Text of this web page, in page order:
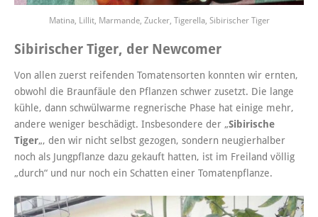
Matina, Lillit, Marmande, Zucker, Tigerella, Sibirischer Tiger
Sibirischer Tiger, der Newcomer
Von allen zuerst reifenden Tomatensorten konnten wir ernten,
obwohl die Braunfäule den Pflanzen schwer zusetzt. Die lange
kühle, dann schwülwarme regnerische Phase hat einige mehr,
andere weniger beschädigt. Insbesondere der „Sibirische
Tiger„, den wir nicht selbst gezogen, sondern neugierhalber
noch als Jungpflanze dazu gekauft hatten, ist im Freiland völlig
„durch“ und nur noch ein Schatten einer Tomatenpflanze.